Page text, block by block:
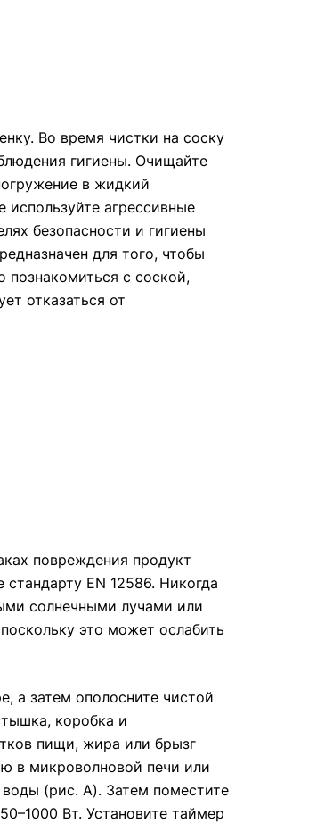
Во время чистки на соску
гигиены. Очищайте
в жидкий
агрессивные
безопасности и гигиены
для того, чтобы
с соской,
отказаться от
повреждения продукт
EN 12586. Никогда
солнечными лучами или
это может ослабить
а затем ополосните чистой
коробка и
пищи, жира или брызг
в микроволновой печи или
(рис. A). Затем поместите
Вт. Установите таймер